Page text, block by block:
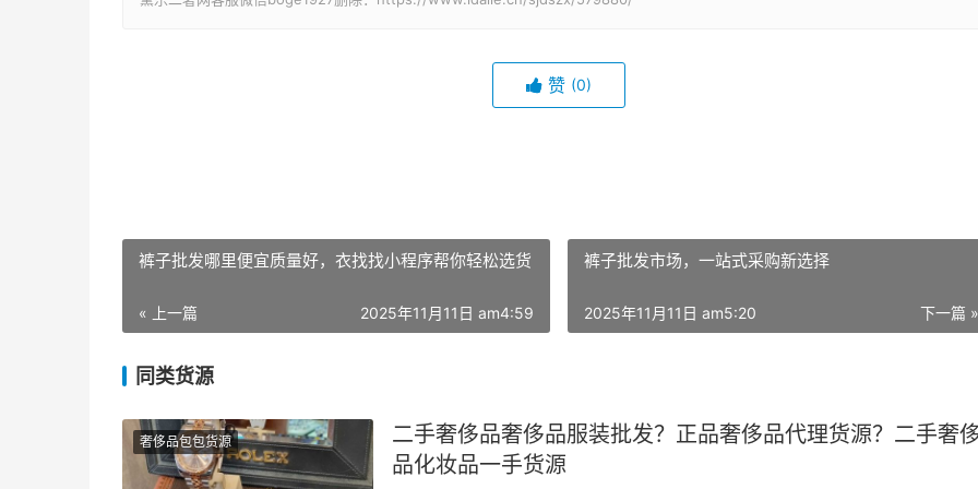
赞 (0)
裤子批发哪里便宜质量好，衣找找小程序帮你轻松选货
« 上一篇 2025年11月11日 am4:59
裤子批发市场，一站式采购新选择
下一篇 »
2025年11月11日 am5:20
同类货源
奢侈品包包货源
二手奢侈品奢侈品服装批发？正品奢侈品代理货源？二手奢
品化妆品一手货源